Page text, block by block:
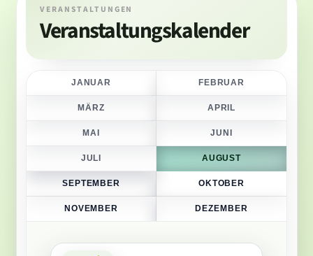
VERANSTALTUNGEN
Veranstaltungskalender
JANUAR FEBRUAR
MÄRZ APRIL
MAI JUNI
JULI AUGUST
SEPTEMBER OKTOBER
NOVEMBER DEZEMBER